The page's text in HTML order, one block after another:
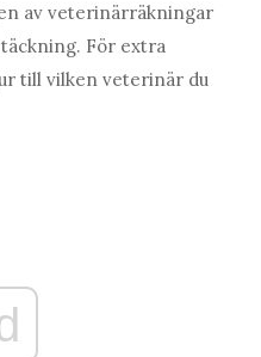
av veterinärräkningar
För extra
till vilken veterinär du